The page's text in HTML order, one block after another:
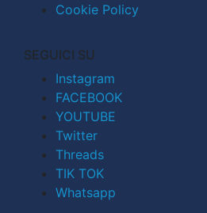
Cookie Policy
SEGUICI SU
Instagram
FACEBOOK
YOUTUBE
Twitter
Threads
TIK TOK
Whatsapp